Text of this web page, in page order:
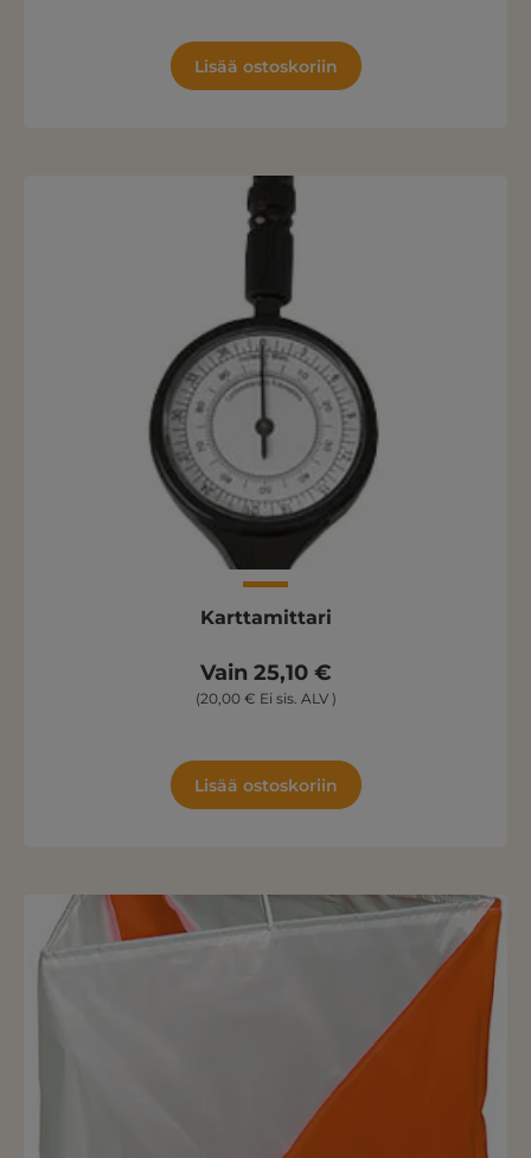
Lisää ostoskoriin
Karttamittari
Vain 25,10 €
(20,00 € Ei sis. ALV )
Lisää ostoskoriin